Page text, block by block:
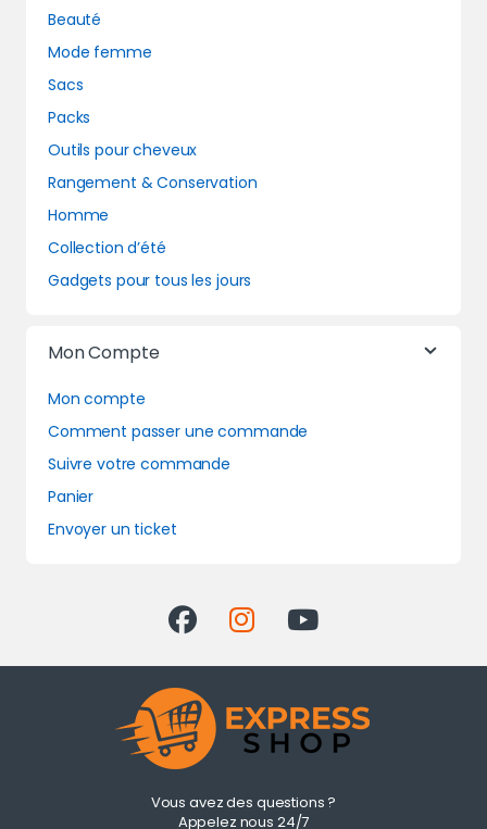
Beauté
Mode femme
Sacs
Packs
Outils pour cheveux
Rangement & Conservation
Homme
Collection d’été
Gadgets pour tous les jours
Mon Compte
Mon compte
Comment passer une commande
Suivre votre commande
Panier
Envoyer un ticket
Vous avez des questions ?
Appelez nous 24/7